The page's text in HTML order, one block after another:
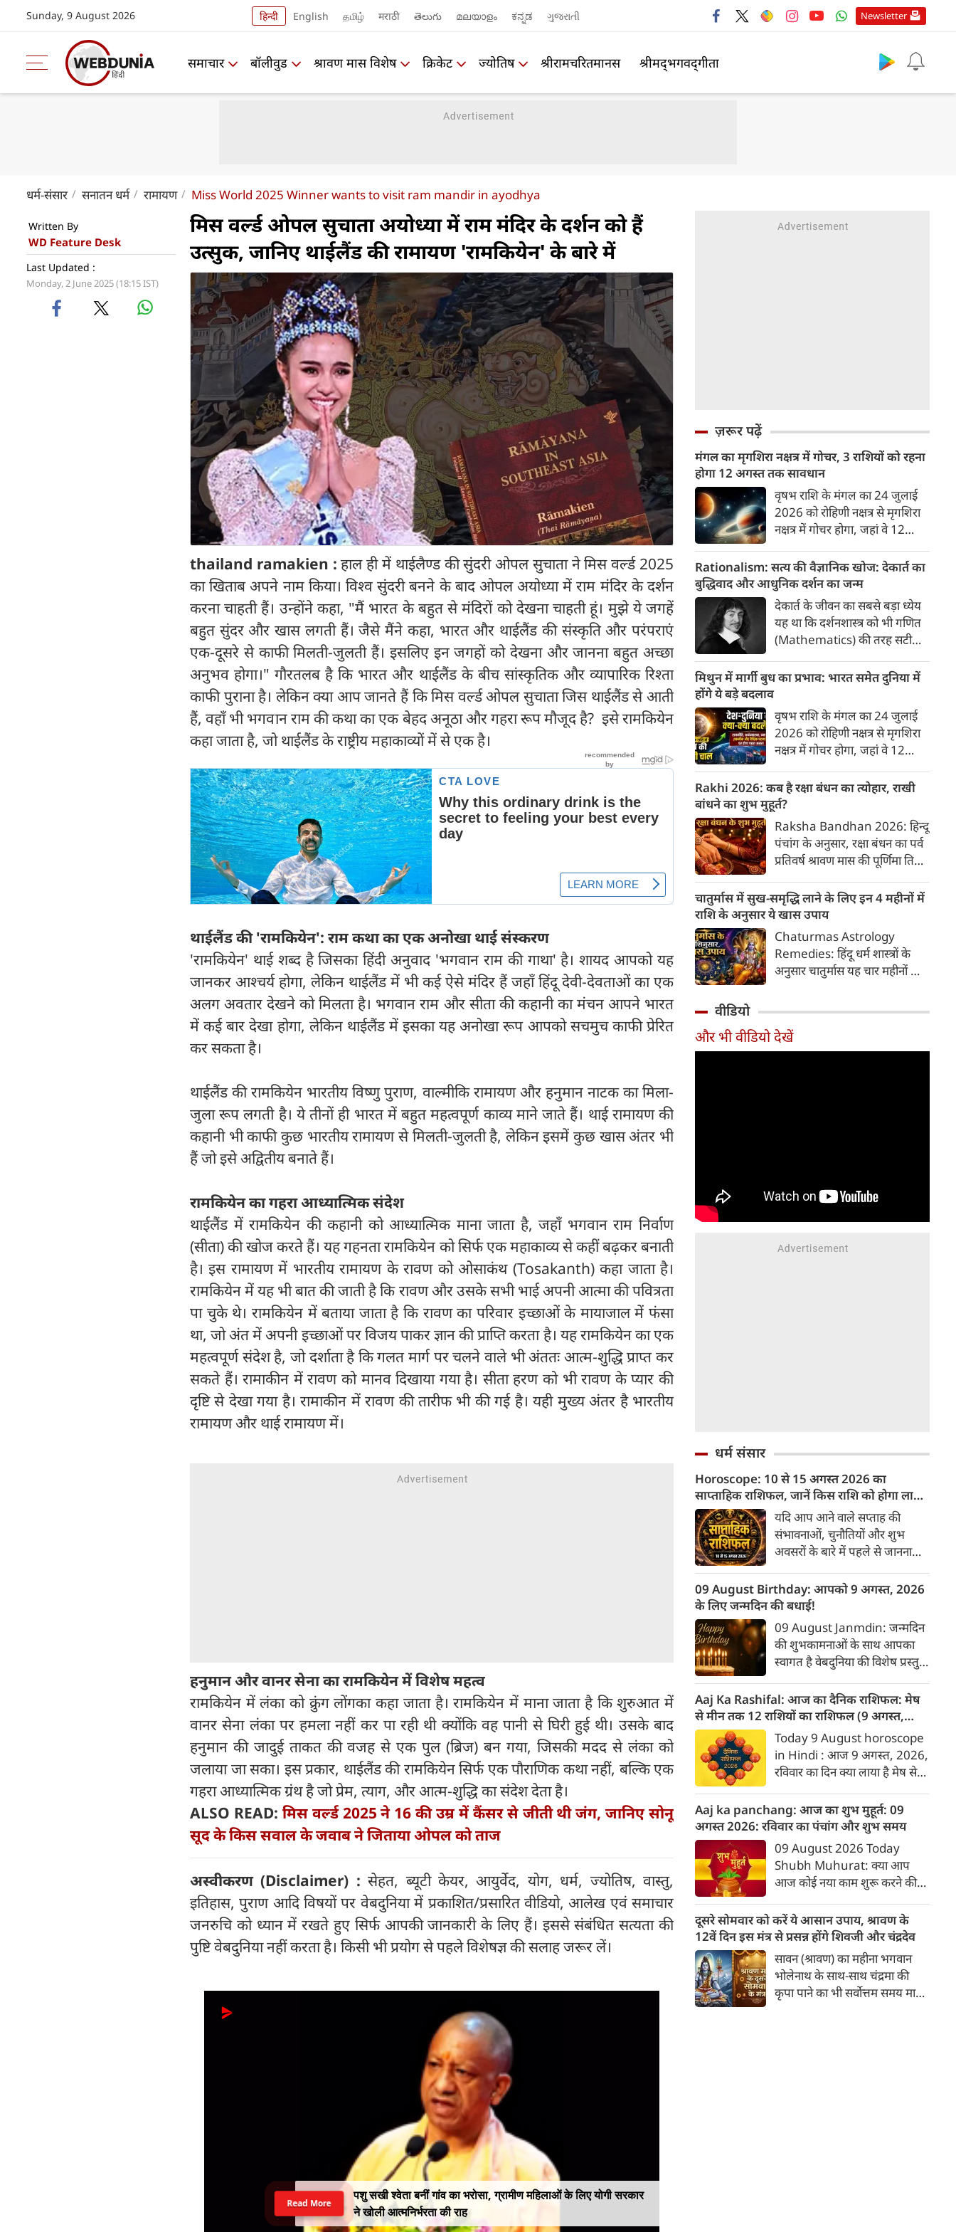
Sunday, 9 August 2026 हिन्दी English தமிழ் मराठी తెలుగు മലയാളം ಕನ್ನಡ ગુજરાતી Newsletter
समाचार बॉलीवुड श्रावण मास विशेष क्रिकेट ज्योतिष श्रीरामचरितमानस श्रीमद्‍भगवद्‍गीता
धर्म-संसार सनातन धर्म रामायण Miss World 2025 Winner wants to visit ram mandir in ayodhya
Written By
WD Feature Desk
Last Updated :
Monday, 2 June 2025 (18:15 IST)
मिस वर्ल्ड ओपल सुचाता अयोध्या में राम मंदिर के दर्शन को हैं
उत्सुक, जानिए थाईलैंड की रामायण 'रामकियेन' के बारे में
thailand ramakien : हाल ही में थाईलैण्ड की सुंदरी ओपल सुचाता ने मिस वर्ल्ड 2025
का खिताब अपने नाम किया। विश्व सुंदरी बनने के बाद ओपल अयोध्या में राम मंदिर के दर्शन
करना चाहती हैं। उन्होंने कहा, "मैं भारत के बहुत से मंदिरों को देखना चाहती हूं। मुझे ये जगहें
बहुत सुंदर और खास लगती हैं। जैसे मैंने कहा, भारत और थाईलैंड की संस्कृति और परंपराएं
एक-दूसरे से काफी मिलती-जुलती हैं। इसलिए इन जगहों को देखना और जानना बहुत अच्छा
अनुभव होगा।" गौरतलब है कि भारत और थाईलैंड के बीच सांस्कृतिक और व्यापारिक रिश्ता
काफी पुराना है। लेकिन क्या आप जानते हैं कि मिस वर्ल्ड ओपल सुचाता जिस थाईलैंड से आती
हैं, वहाँ भी भगवान राम की कथा का एक बेहद अनूठा और गहरा रूप मौजूद है? इसे रामकियेन
कहा जाता है, जो थाईलैंड के राष्ट्रीय महाकाव्यों में से एक है।
थाईलैंड की'रामकियेन': राम कथा का एक अनोखा थाई संस्करण
'रामकियेन' थाई शब्द है जिसका हिंदी अनुवाद 'भगवान राम की गाथा' है। शायद आपको यह
जानकर आश्चर्य होगा, लेकिन थाईलैंड में भी कई ऐसे मंदिर हैं जहाँ हिंदू देवी-देवताओं का एक
अलग अवतार देखने को मिलता है। भगवान राम और सीता की कहानी का मंचन आपने भारत
में कई बार देखा होगा, लेकिन थाईलैंड में इसका यह अनोखा रूप आपको सचमुच काफी प्रेरित
कर सकता है।
थाईलैंड की रामकियेन भारतीय विष्णु पुराण, वाल्मीकि रामायण और हनुमान नाटक का मिला-
जुला रूप लगती है। ये तीनों ही भारत में बहुत महत्वपूर्ण काव्य माने जाते हैं। थाई रामायण की
कहानी भी काफी कुछ भारतीय रामायण से मिलती-जुलती है, लेकिन इसमें कुछ खास अंतर भी
हैं जो इसे अद्वितीय बनाते हैं।
रामकियेन का गहरा आध्यात्मिक संदेश
थाईलैंड में रामकियेन की कहानी को आध्यात्मिक माना जाता है, जहाँ भगवान राम निर्वाण
(सीता) की खोज करते हैं। यह गहनता रामकियेन को सिर्फ एक महाकाव्य से कहीं बढ़कर बनाती
है। इस रामायण में भारतीय रामायण के रावण को ओसाकंथ (Tosakanth) कहा जाता है।
रामकियेन में यह भी बात की जाती है कि रावण और उसके सभी भाई अपनी आत्मा की पवित्रता
पा चुके थे। रामकियेन में बताया जाता है कि रावण का परिवार इच्छाओं के मायाजाल में फंसा
था, जो अंत में अपनी इच्छाओं पर विजय पाकर ज्ञान की प्राप्ति करता है। यह रामकियेन का एक
महत्वपूर्ण संदेश है, जो दर्शाता है कि गलत मार्ग पर चलने वाले भी अंततः आत्म-शुद्धि प्राप्त कर
सकते हैं। रामाकीन में रावण को मानव दिखाया गया है। सीता हरण को भी रावण के प्यार की
दृष्टि से देखा गया है। रामाकीन में रावण की तारीफ भी की गई है। यही मुख्य अंतर है भारतीय
रामायण और थाई रामायण में।
हनुमान और वानर सेना का रामकियेन में विशेष महत्व
रामकियेन में लंका को क्रुंग लोंगका कहा जाता है। रामकियेन में माना जाता है कि शुरुआत में
वानर सेना लंका पर हमला नहीं कर पा रही थी क्योंकि वह पानी से घिरी हुई थी। उसके बाद
हनुमान की जादुई ताकत की वजह से एक पुल (ब्रिज) बन गया, जिसकी मदद से लंका को
जलाया जा सका। इस प्रकार, थाईलैंड की रामकियेन सिर्फ एक पौराणिक कथा नहीं, बल्कि एक
गहरा आध्यात्मिक ग्रंथ है जो प्रेम, त्याग, और आत्म-शुद्धि का संदेश देता है।
ALSO READ: मिस वर्ल्ड 2025 ने 16 की उम्र में कैंसर से जीती थी जंग, जानिए सोनू
सूद के किस सवाल के जवाब ने जिताया ओपल को ताज
अस्वीकरण (Disclaimer) : सेहत, ब्यूटी केयर, आयुर्वेद, योग, धर्म, ज्योतिष, वास्तु,
इतिहास, पुराण आदि विषयों पर वेबदुनिया में प्रकाशित/प्रसारित वीडियो, आलेख एवं समाचार
जनरुचि को ध्यान में रखते हुए सिर्फ आपकी जानकारी के लिए हैं। इससे संबंधित सत्यता की
पुष्टि वेबदुनिया नहीं करता है। किसी भी प्रयोग से पहले विशेषज्ञ की सलाह जरूर लें।
पशु सखी श्वेता बनीं गांव का भरोसा, ग्रामीण महिलाओं के लिए योगी सरकार
ने खोली आत्मनिर्भरता की राह
Read More
ज़रूर पढ़ें
मंगल का मृगशिरा नक्षत्र में गोचर, 3 राशियों को रहना
होगा 12 अगस्त तक सावधान
वृषभ राशि के मंगल का 24 जुलाई
2026 को रोहिणी नक्षत्र से मृगशिरा
नक्षत्र में गोचर होगा, जहां वे 12
परिवर्तन के चलते 3 राशि के लोगों
को 12 अगस्त तक रहना होगा
सावधान। चलिए जानते हैं कि किन
राशि 3 राशियों को रहना होगा
सावधान।
Rationalism: सत्य की वैज्ञानिक खोज: देकार्त का
बुद्धिवाद और आधुनिक दर्शन का जन्म
देकार्त के जीवन का सबसे बड़ा ध्येय
यह था कि दर्शनशास्त्र को भी गणित
(Mathematics) की तरह सटीक,
जाए। वे एक ऐसा सार्वभौमिक सत्य
खोजना चाहते थे, जिस पर कोई भी
प्रश्नचिह्न न लगा सके। इसी विचार ने
बुद्धिवाद (Rationalism) की नींव
रखी। आइए, देकार्त के इस अद्भुत
दार्शनिक चिंतन के 4 प्रमुख स्तंभों को
गहराई से समझते हैं।
मिथुन में मार्गी बुध का प्रभाव: भारत समेत दुनिया में
होंगे ये बड़े बदलाव
वृषभ राशि के मंगल का 24 जुलाई
2026 को रोहिणी नक्षत्र से मृगशिरा
नक्षत्र में गोचर होगा, जहां वे 12
में एक बड़ा हलचल भरा मोड़ आ चुका
है- बुध ग्रह अपनी ही प्रिय राशि मिथुन
में सीधे (मार्गी) चलने लगे हैं। अब जब
बुद्धि और संवाद का कारक ग्रह सीधी
चाल चलेगा, तो जाहिर है आपकी
सोच, बातचीत और फैसलों की रफ्तार
भी बदल जाएगी।
Rakhi 2026: कब है रक्षा बंधन का त्योहार, राखी
बांधने का शुभ मुहूर्त?
Raksha Bandhan 2026: हिन्दू
पंचांग के अनुसार, रक्षा बंधन का पर्व
प्रतिवर्ष श्रावण मास की पूर्णिमा तिथि
में इसे मिठास और खुशियों का उत्सव
माना गया है। यह भाई-बहन के प्रेम
का पावन पर्व है। यहां जानें रक्षा बंधन
2026 कब है? जानें रक्षा बंधन
2026 की तारीख...
चातुर्मास में सुख-समृद्धि लाने के लिए इन 4 महीनों में
राशि के अनुसार ये खास उपाय
Chaturmas Astrology
Remedies: हिंदू धर्म शास्त्रों के
अनुसार चातुर्मास यह चार महीनों का
आप अपनी राशि के अनुसार चातुर्मास
में कुछ विशेष उपाय करते हैं, तो
वीडियो
और भी वीडियो देखें
धर्म संसार
Horoscope: 10 से 15 अगस्त 2026 का
साप्ताहिक राशिफल, जानें किस राशि को होगा लाभ
और किसे नुकसानयदि आप आने वाले सप्ताह की
संभावनाओं, चुनौतियों और शुभ
अवसरों के बारे में पहले से जानना
अगस्त 2026 का यह साप्ताहिक
राशिफल आपकी योजना बनाने में
मददगार साबित होगा। जानिए मेष से
मीन तक सभी 12 राशियों के लिए
यह सप्ताह कैसा रहने वाला है...
09 August Birthday: आपको 9 अगस्त, 2026
के लिए जन्मदिन की बधाई!
09 August Janmdin: जन्मदिन
की शुभकामनाओं के साथ आपका
स्वागत है वेबदुनिया की विशेष प्रस्तुति
पाठकों के व्यक्तित्व और भविष्य के
बारे में जानकारी देगा जिनका उस
दिनांक को जन्मदिन होगा। पेश है
दिनांक 9 को जन्मे व्यक्तियों के बारे
में जानकारी :
Aaj Ka Rashifal: आज का दैनिक राशिफल: मेष
से मीन तक 12 राशियों का राशिफल (9 अगस्‍त,
2026)
Today 9 August horoscope
in Hindi : आज 9 अगस्‍त, 2026,
रविवार का दिन क्या लाया है मेष से
डेली होरोस्कोप के अनुसार वेबदुनिया
पर दैनिक राशिफल के बारे में एकदम
सटीक जानकारी...
Aaj ka panchang: आज का शुभ मुहूर्त: 09
अगस्‍त 2026: रविवार का पंचांग और शुभ समय
09 August 2026 Today
Shubh Muhurat: क्या आप
आज कोई नया काम शुरू करने की
लेने वाले हैं? ज्योतिष और पंचांग के
अनुसार, किसी भी शुभ कार्य को सही
मुहूर्त में करने से सफलता की
संभावना बढ़ जाती है। 'वेबदुनिया'
आपके लिए लेकर आया है 09
अगस्‍त, 2026 का विशेष पंचांग और
दूसरे सोमवार को करें ये आसान उपाय, श्रावण के
12वें दिन इस मंत्र से प्रसन्न होंगे शिवजी और चंद्रदेव
सावन (श्रावण) का महीना भगवान
भोलेनाथ के साथ-साथ चंद्रमा की
कृपा पाने का भी सर्वोत्तम समय माना